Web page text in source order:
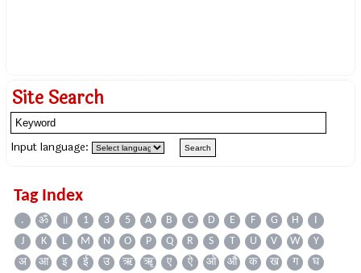
Site Search
Input language:
Tag Index
. ॐ ॥ 1 3 5 A B C D E F G H
I
J
K L M N O P Q R S T U V W
Y
अ
आ इ ई उ ऋ ॠ ए ऐ ओ औ क ख ग
घ